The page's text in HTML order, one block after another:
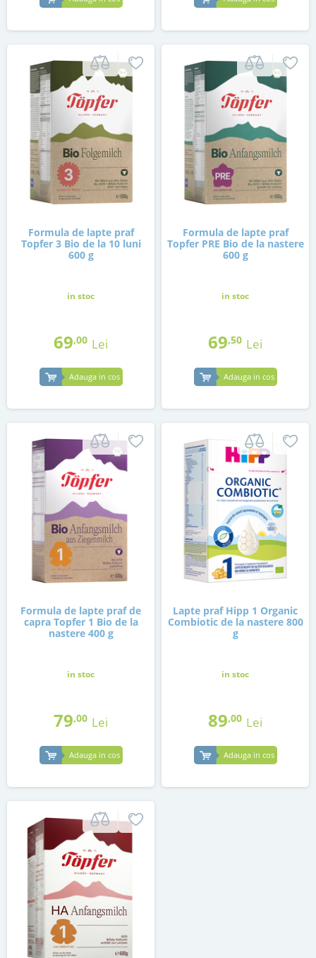
Formula de lapte praf
Topfer 3 Bio de la 10 luni
600 g
in stoc
69,00 Lei
Adauga in cos
Formula de lapte praf
Topfer PRE Bio de la nastere
600 g
in stoc
69,50 Lei
Adauga in cos
Formula de lapte praf de
capra Topfer 1 Bio de la
nastere 400 g
in stoc
79,00 Lei
Adauga in cos
Lapte praf Hipp 1 Organic
Combiotic de la nastere 800
g
in stoc
89,00 Lei
Adauga in cos